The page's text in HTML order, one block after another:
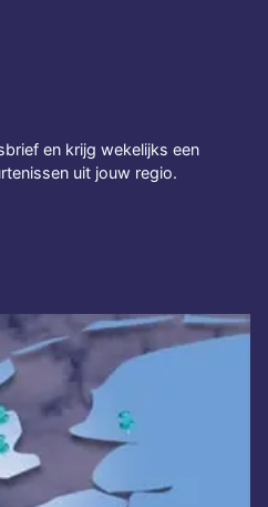
en krijg wekelijks een
uit jouw regio.